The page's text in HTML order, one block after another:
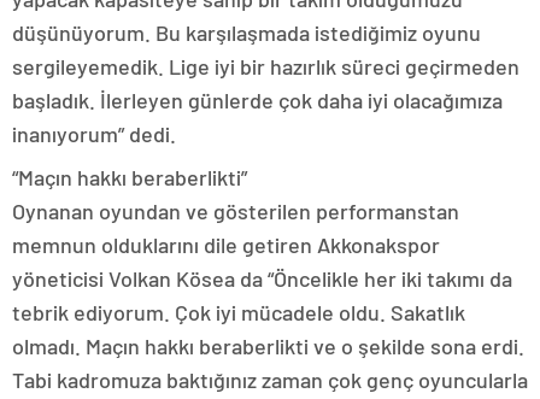
düşünüyorum. Bu karşılaşmada istediğimiz oyunu
sergileyemedik. Lige iyi bir hazırlık süreci geçirmeden
başladık. İlerleyen günlerde çok daha iyi olacağımıza
inanıyorum” dedi.
“Maçın hakkı beraberlikti”
Oynanan oyundan ve gösterilen performanstan
memnun olduklarını dile getiren Akkonakspor
yöneticisi Volkan Kösea da “Öncelikle her iki takımı da
tebrik ediyorum. Çok iyi mücadele oldu. Sakatlık
olmadı. Maçın hakkı beraberlikti ve o şekilde sona erdi.
Tabi kadromuza baktığınız zaman çok genç oyuncularla